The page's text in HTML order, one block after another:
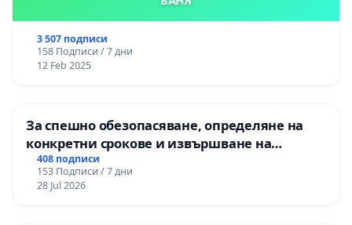
3 507 подписи
158 Подписи / 7 дни
12 Feb 2025
За спешно обезопасяване, определяне на
конкретни срокове и извършване на
цялостна рехабилитация на
републиканския път между пътен възел АМ
„Тракия“ - гр. Ихтиман - с. Мирово - к.к.
408 подписи
153 Подписи / 7 дни
28 Jul 2026